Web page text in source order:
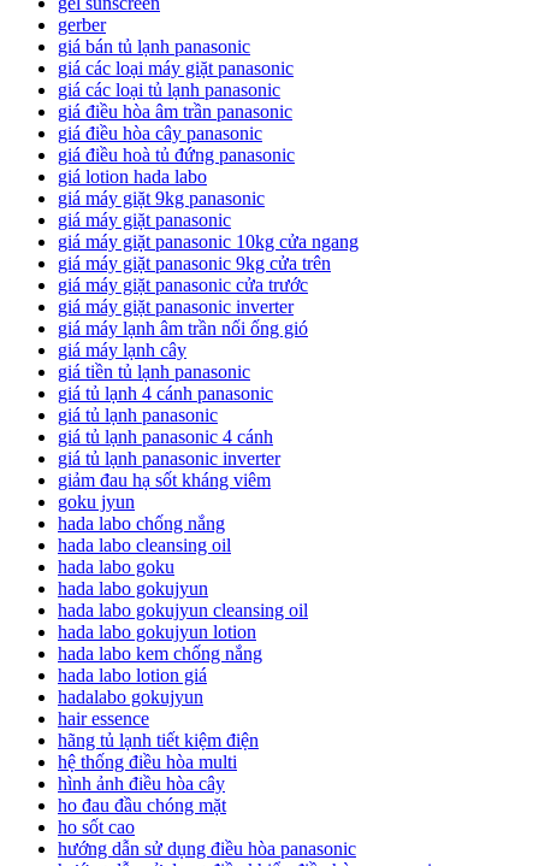
gerber
giá bán tủ lạnh panasonic
giá các loại máy giặt panasonic
giá các loại tủ lạnh panasonic
giá điều hòa âm trần panasonic
giá điều hòa cây panasonic
giá điều hoà tủ đứng panasonic
giá lotion hada labo
giá máy giặt 9kg panasonic
giá máy giặt panasonic
giá máy giặt panasonic 10kg cửa ngang
giá máy giặt panasonic 9kg cửa trên
giá máy giặt panasonic cửa trước
giá máy giặt panasonic inverter
giá máy lạnh âm trần nối ống gió
giá máy lạnh cây
giá tiền tủ lạnh panasonic
giá tủ lạnh 4 cánh panasonic
giá tủ lạnh panasonic
giá tủ lạnh panasonic 4 cánh
giá tủ lạnh panasonic inverter
giảm đau hạ sốt kháng viêm
goku jyun
hada labo chống nắng
hada labo cleansing oil
hada labo goku
hada labo gokujyun
hada labo gokujyun cleansing oil
hada labo gokujyun lotion
hada labo kem chống nắng
hada labo lotion giá
hadalabo gokujyun
hair essence
hãng tủ lạnh tiết kiệm điện
hệ thống điều hòa multi
hình ảnh điều hòa cây
ho đau đầu chóng mặt
ho sốt cao
hướng dẫn sử dụng điều hòa panasonic